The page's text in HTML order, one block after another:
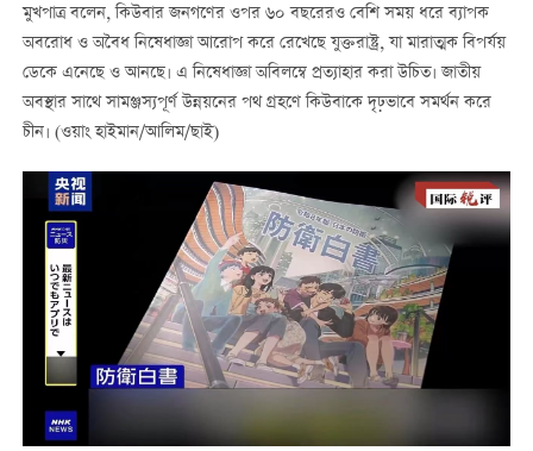
মুখপাত্র বলেন, কিউবার জনগণের ওপর ৬০ বছরেরও বেশি সময় ধরে ব্যাপক
অবরোধ ও অবৈধ নিষেধাজ্ঞা আরোপ করে রেখেছে যুক্তরাষ্ট্র, যা মারাত্মক বিপর্যয়
ডেকে এনেছে ও আনছে। এ নিষেধাজ্ঞা অবিলম্বে প্রত্যাহার করা উচিত। জাতীয়
অবস্থার সাথে সামঞ্জস্যপূর্ণ উন্নয়নের পথ গ্রহণে কিউবাকে দৃঢ়ভাবে সমর্থন করে
চীন। (ওয়াং হাইমান/আলিম/ছাই)